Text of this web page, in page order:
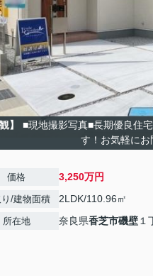
】
■現地撮影写真■長期優良住
す！お気軽にお
価格 3,250万円
り/建物面積 2LDK/110.96㎡
所在地 奈良県香芝市磯壁 １